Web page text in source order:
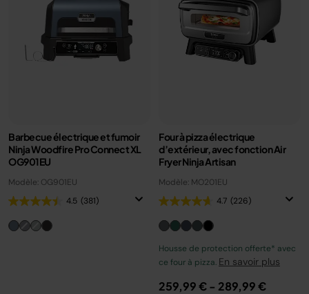
Barbecue électrique et fumoir
Ninja Woodfire Pro Connect XL
OG901EU
Modèle: OG901EU
4.5 (381)
Four à pizza électrique
d’extérieur, avec fonction Air
Fryer Ninja Artisan
Modèle: MO201EU
4.7 (226)
Housse de protection offerte* avec
ce four à pizza. En savoir plus
259,99 €- 289,99 €